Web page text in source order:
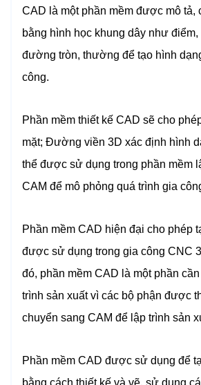
CAD là một phần mềm được mô tả,
bằng hình học khung dây như
đường tròn, thường để tạo hình
công.
Phần mềm thiết kế CAD sẽ cho
mặt; Đường viền 3D xác định hình
thể được sử dụng trong phần mềm
CAM để mô phỏng quá trình gia
Phần mềm CAD hiện đại cho phép
được sử dụng trong gia công CNC
đó, phần mềm CAD là một phần
trình sản xuất vì các bộ phận được
chuyển sang CAM để lập trình sản
Phần mềm CAD được sử dụng để